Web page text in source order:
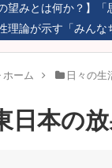
の望みとは何か？】
理論が示す「みん
ホーム 日々の生
日本の